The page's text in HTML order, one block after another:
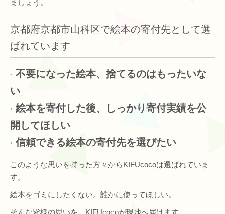
ましょう。
京都府京都市山科区で絵本の寄付先として選
ばれています
不要になった絵本、捨てるのはもったいな
い
絵本を寄付した後、しっかり寄付実績を公
開してほしい
信頼できる絵本の寄付先を選びたい
このような思いを持った方々からKIFUcocoは選ばれていま
す。
絵本をゴミにしたくない。誰かに使ってほしい。
そんな皆様の思いを、KIFUcocoが現地へ届けます。